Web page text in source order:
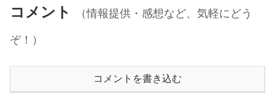
コメント
（情報提供・感想など、気軽にどう
ぞ！）
コメントを書き込む